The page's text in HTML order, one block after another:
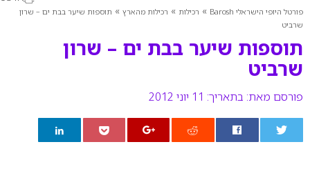
פורטל היופי הישראלי Barosh » רכילות » רכילות מהארץ » תוספות שיער בבת ים – שרון
שרביט
תוספות שיער בבת ים – שרון
שרביט
פורסם מאת: בתאריך: 11 יוני 2012